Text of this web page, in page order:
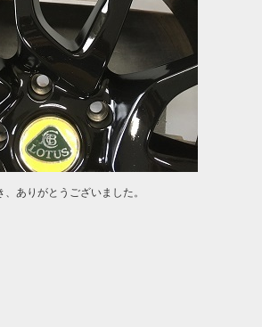
、ありがとうございました。